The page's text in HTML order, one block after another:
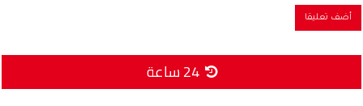
24 ساعة